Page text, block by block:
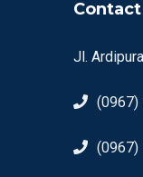
Contact
Jl.
(0967)
(0967)